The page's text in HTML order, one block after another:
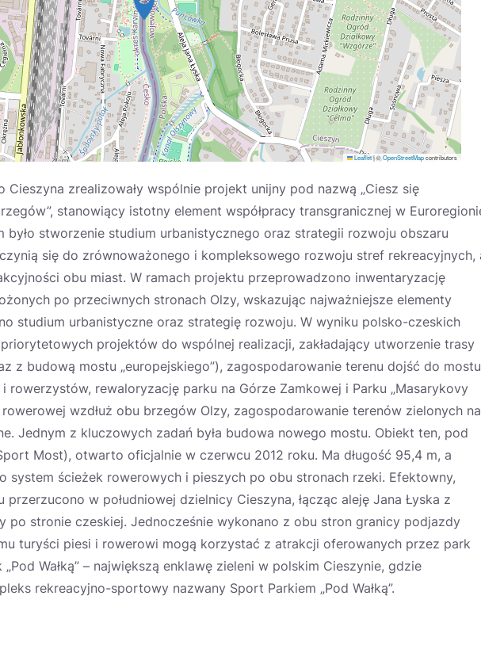
Leaflet|©OpenStreetMapcontributors
Cieszyna zrealizowały wspólnie projekt unijny pod nazwą „Ciesz się
stanowiący istotny element współpracy transgranicznej w
było stworzenie studium urbanistycznego oraz strategii rozwoju obszaru
się do zrównoważonego i kompleksowego rozwoju stref rekreacyjnych,
obu miast. W ramach projektu przeprowadzono inwentaryzację
po przeciwnych stronach Olzy, wskazując najważniejsze elementy
studium urbanistyczne oraz strategię rozwoju. W wyniku polsko-czeskich
projektów do wspólnej realizacji, zakładający utworzenie trasy
z budową mostu „europejskiego”), zagospodarowanie terenu dojść do
rowerzystów, rewaloryzację parku na Górze Zamkowej i Parku „Masarykovy
wzdłuż obu brzegów Olzy, zagospodarowanie terenów zielonych na
Jednym z kluczowych zadań była budowa nowego mostu. Obiekt ten, pod
Most), otwarto oficjalnie w czerwcu 2012 roku. Ma długość 95,4 m, a
system ścieżek rowerowych i pieszych po obu stronach rzeki. Efektowny,
przerzucono w południowej dzielnicy Cieszyna, łącząc aleję Jana Łyska z
po stronie czeskiej. Jednocześnie wykonano z obu stron granicy podjazdy
turyści piesi i rowerowi mogą korzystać z atrakcji oferowanych przez park
Wałką” – największą enklawę zieleni w polskim Cieszynie, gdzie
rekreacyjno-sportowy nazwany Sport Parkiem „Pod Wałką”.